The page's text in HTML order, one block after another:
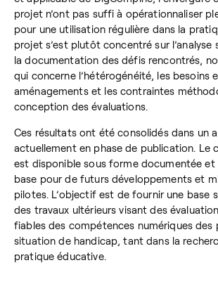
projet n’ont pas suffi à opérationnaliser
pour une utilisation régulière dans la
projet s’est plutôt concentré sur
la documentation des défis rencontrés,
qui concerne l’hétérogénéité, les besoins
aménagements et les contraintes
conception des évaluations.
Ces résultats ont été consolidés dans un
actuellement en phase de publication. Le
est disponible sous forme documentée et
base pour de futurs développements et
pilotes. L’objectif est de fournir une base
des travaux ultérieurs visant des
fiables des compétences numériques des
situation de handicap, tant dans la
pratique éducative.